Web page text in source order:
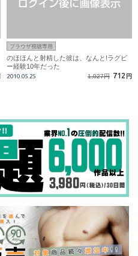
ブラウザ視聴専用
のほほんと射精した彼は、なんと!ラグビ
ー経験10年だった
2010.05.25 1,027円 712 円